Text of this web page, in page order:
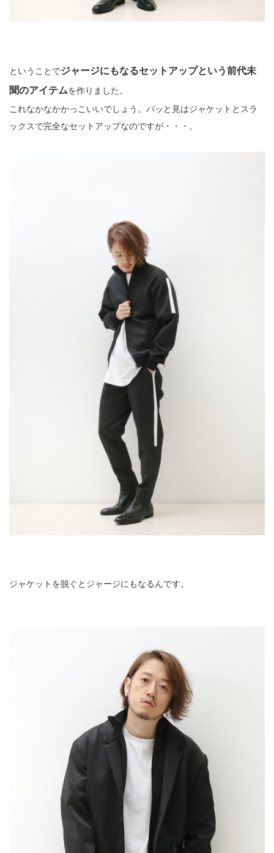
ということでジャージにもなるセットアップという前代未
聞のアイテムを作りました。
これなかなかかっこいいでしょう。パッと見はジャケットとスラ
ックスで完全なセットアップなのですが・・・。
ジャケットを脱ぐとジャージにもなるんです。